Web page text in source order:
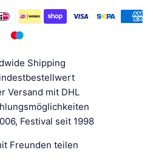
Shipping
Versand mit DHL
Festival seit 1998
Freunden teilen